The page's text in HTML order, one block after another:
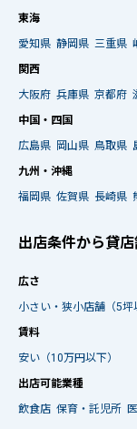
東海
愛知県 静岡県 三重県
関西
大阪府 兵庫県 京都府
中国・四国
広島県 岡山県 鳥取県
九州・沖縄
福岡県 佐賀県 長崎県
出店条件から貸
広さ
小さい・狭小店舗（5坪
賃料
安い（10万円以下）
出店可能業種
飲食店 保育・託児所